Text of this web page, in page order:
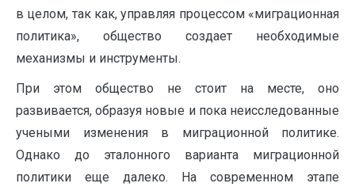
в целом, так как, управляя процессом «миграционная
политика», общество создает необходимые
механизмы и инструменты.
При этом общество не стоит на месте, оно
развивается, образуя новые и пока неисследованные
учеными изменения в миграционной политике.
Однако до эталонного варианта миграционной
политики еще далеко. На современном этапе